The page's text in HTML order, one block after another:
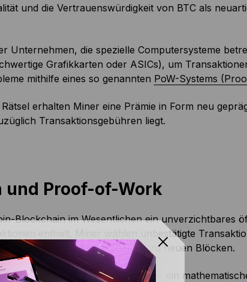
und die Vertrauenswürdigkeit von BTC als
Unternehmen, die spezielle Computersysteme
Grafikkarten oder ASICs), um
mithilfe eines so genannten PoW-Systems
erhalten Miner eine Prämie in Form neu
Transaktionsgebühren liegt.
Proof-of-Work
Blockchain im Wesentlichen ein unverzichtbares
enthält. Miner wählen unbestätigte
Mempool , und gruppieren sie zu neuen Blöcken.
anzuhängen, müssen Miner ein